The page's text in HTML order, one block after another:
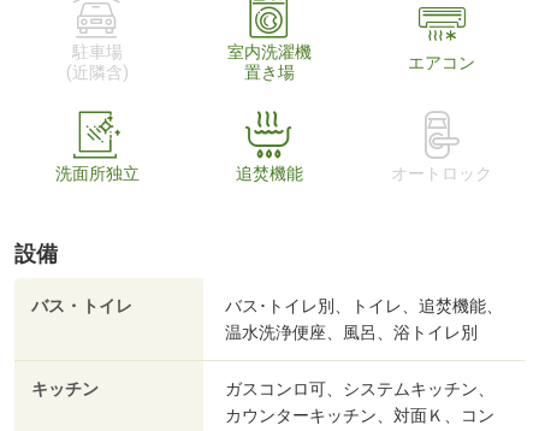
駐車場
(近隣含)
室内洗濯機
置き場
エアコン
洗面所独立 追焚機能 オートロック
設備
バス・トイレ
バス･トイレ別、トイレ、追焚機能、
温水洗浄便座、風呂、浴トイレ別
キッチン
ガスコンロ可、システムキッチン、
カウンターキッチン、対面Ｋ、コン